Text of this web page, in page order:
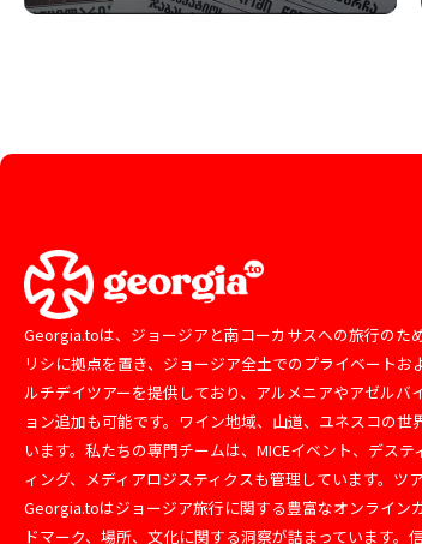
Georgia.toは、ジョージアと南コーカサスへの旅行のた
リシに拠点を置き、ジョージア全土でのプライベートお
ルチデイツアーを提供しており、アルメニアやアゼルバ
ョン追加も可能です。ワイン地域、山道、ユネスコの世
います。私たちの専門チームは、MICEイベント、デス
ィング、メディアロジスティクスも管理しています。ツア
Georgia.toはジョージア旅行に関する豊富なオンライン
ドマーク、場所、文化に関する洞察が詰まっています。